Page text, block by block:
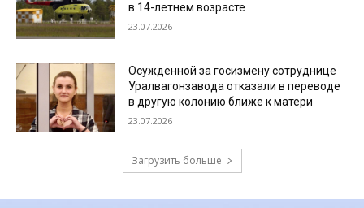
в 14-летнем возрасте
23.07.2026
Осужденной за госизмену сотруднице
Уралвагонзавода отказали в переводе
в другую колонию ближе к матери
23.07.2026
Загрузить больше